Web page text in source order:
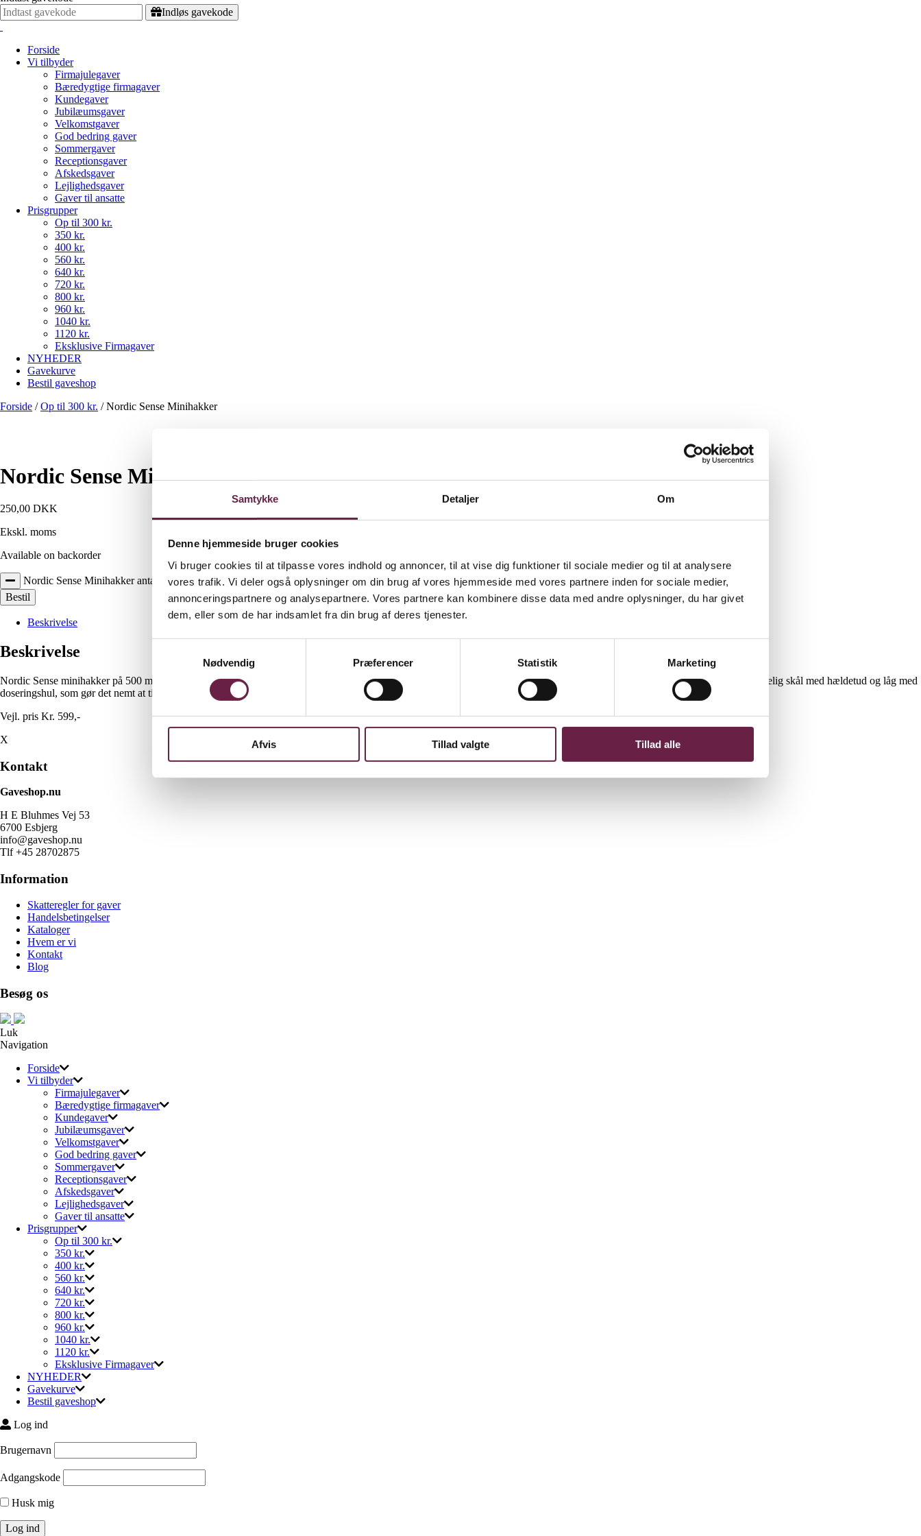
Samtykke Detaljer Om
Denne hjemmeside bruger cookies
Vi bruger cookies til at tilpasse vores indhold og annoncer, til at vise dig funktioner til sociale medier og til at analysere
vores trafik. Vi deler også oplysninger om din brug af vores hjemmeside med vores partnere inden for sociale medier,
annonceringspartnere og analysepartnere. Vores partnere kan kombinere disse data med andre oplysninger, du har givet
dem, eller som de har indsamlet fra din brug af deres tjenester.
Nødvendig
Præferencer Statistik Marketing
Afvis Tillad valgte Tillad alle
Indløs gavekode
Forside
Vi tilbyder
Firmajulegaver
Bæredygtige firmagaver
Kundegaver
Jubilæumsgaver
Velkomstgaver
God bedring gaver
Sommergaver
Receptionsgaver
Afskedsgaver
Lejlighedsgaver
Gaver til ansatte
Prisgrupper
Op til 300 kr.
350 kr.
400 kr.
560 kr.
640 kr.
720 kr.
800 kr.
960 kr.
1040 kr.
1120 kr.
Eksklusive Firmagaver
NYHEDER
Gavekurve
Bestil gaveshop
Forside /Op til 300 kr. /Nordic Sense Minihakker
Nordic Sense Minihakker
250,00 DKK
Ekskl. moms
Available on backorder
Nordic Sense Minihakker antal
Bestil
Beskrivelse
Beskrivelse
Nordic Sense minihakker på 500 ml – ideel til små køkkenopgaver. Snit grøntsager, hak nødder eller lav lækre dressinger hurtigt og nemt. Udstyret med to skarpe knivblade, aftagelig skål med hældetud og låg med
doseringshul, som gør det nemt at tilsætte flydende ingredienser som f.eks. olie undervejs.
Vejl. pris Kr. 599,-
X
Kontakt
Gaveshop.nu
H E Bluhmes Vej 53
6700 Esbjerg
info@gaveshop.nu
Tlf +45 28702875
Information
Skatteregler for gaver
Handelsbetingelser
Kataloger
Hvem er vi
Kontakt
Blog
Besøg os
Luk
Navigation
Forside
Vi tilbyder
Firmajulegaver
Bæredygtige firmagaver
Kundegaver
Jubilæumsgaver
Velkomstgaver
God bedring gaver
Sommergaver
Receptionsgaver
Afskedsgaver
Lejlighedsgaver
Gaver til ansatte
Prisgrupper
Op til 300 kr.
350 kr.
400 kr.
560 kr.
640 kr.
720 kr.
800 kr.
960 kr.
1040 kr.
1120 kr.
Eksklusive Firmagaver
NYHEDER
Gavekurve
Bestil gaveshop
Log ind
Brugernavn
Adgangskode
Husk mig